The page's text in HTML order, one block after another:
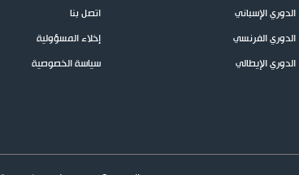
الدوري الإسباني
الدوري الفرنسي
الدوري الإيطالي
اتصل بنا
إخلاء المسؤولية
سياسة الخصوصية